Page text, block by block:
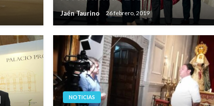
Jaén Taurino 26 febrero, 2019
NOTICIAS